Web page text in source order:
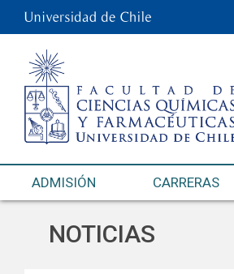
ADMISIÓN CARRERAS
NOTICIAS